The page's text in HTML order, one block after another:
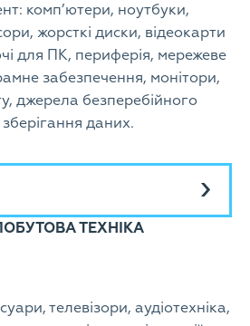
комп’ютери, ноутбуки,
жорсткі диски, відеокарти
для ПК, периферія, мережеве
забезпечення, монітори,
джерела безперебійного
даних.
ТЕХНІКА
телевізори, аудіотехніка,